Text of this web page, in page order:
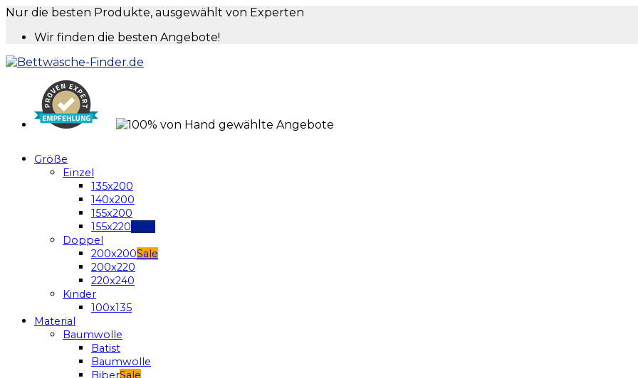
Nur die besten Produkte, ausgewählt von Experten
Wir finden die besten Angebote!
Größe
Einzel
135x200
140x200
155x200
155x220
Doppel
200x200
200x220
220x240
Kinder
100x135
Material
Baumwolle
Batist
Baumwolle
Biber